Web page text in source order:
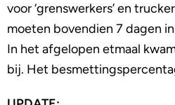
voor ‘grenswerkers’ en
moeten bovendien 7 dagen
In het afgelopen etmaal
bij. Het